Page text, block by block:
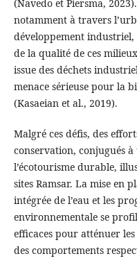
(Navedo et Piersma,
notamment à travers
développement
de la qualité de ces
issue des déchets
menace sérieuse pour la
(Kasaeian et al., 2019).
Malgré ces défis, des
conservation, conjugués
l’écotourisme durable,
sites Ramsar. La mise en
intégrée de l’eau et les
environnementale se
efficaces pour atténuer
des comportements